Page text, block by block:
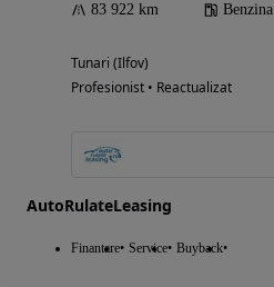
83 922 km Benzina
Tunari (Ilfov)
Profesionist • Reactualizat
AutoRulateLeasing
Finantare Service Buyback